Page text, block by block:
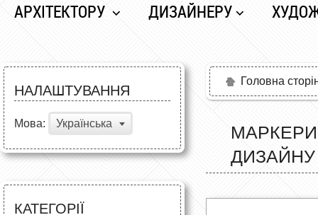
АРХІТЕКТОРУ ДИЗАЙНЕРУ
НАЛАШТУВАННЯ
Мова: Українська
КАТЕГОРІЇ
Головна
МАРКЕРИ
ДИЗАЙНУ